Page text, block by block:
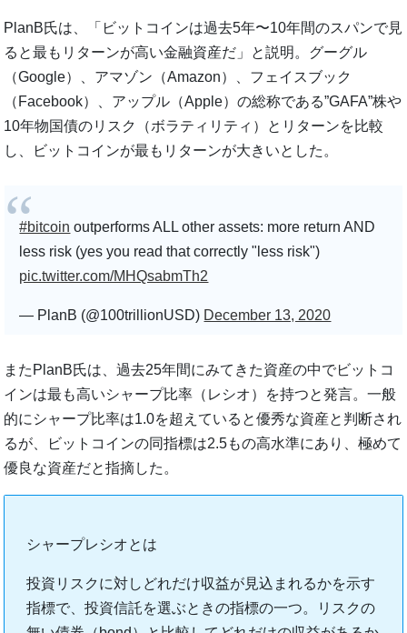
PlanB氏は、「ビットコインは過去5年〜10年間のスパンで見
ると最もリターンが高い金融資産だ」と説明。グーグル
（Google）、アマゾン（Amazon）、フェイスブック
（Facebook）、アップル（Apple）の総称である”GAFA”株や
10年物国債のリスク（ボラティリティ）とリターンを比較
し、ビットコインが最もリターンが大きいとした。
#bitcoin outperforms ALL other assets: more return AND
less risk (yes you read that correctly "less risk")
pic.twitter.com/MHQsabmTh2
— PlanB (@100trillionUSD) December 13, 2020
またPlanB氏は、過去25年間にみてきた資産の中でビットコ
インは最も高いシャープ比率（レシオ）を持つと発言。一般
的にシャープ比率は1.0を超えていると優秀な資産と判断され
るが、ビットコインの同指標は2.5もの高水準にあり、極めて
優良な資産だと指摘した。
シャープレシオとは
投資リスクに対しどれだけ収益が見込まれるかを示す
指標で、投資信託を選ぶときの指標の一つ。リスクの